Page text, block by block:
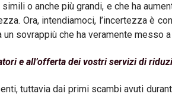
o anche più grandi, e che ha
Ora, intendiamoci, l’incertezza è
sovrappiù che ha veramente messo
e all’offerta dei vostri servizi di
tuttavia dai primi scambi avuti